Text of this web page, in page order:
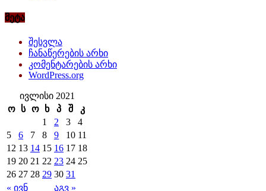
მეტა
შესვლა
ჩანაწერების არხი
კომენტარების არხი
WordPress.org
ივლისი 2021
ო
ს ო ხ პ შ კ
« ივნ აგვ »
1 2 3
4
5
6 7 8 9 10 11
12 13 14 15 16 17 18
19 20 21 22 23 24 25
26 27 28 29 30 31